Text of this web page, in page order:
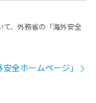
て、外務省の「海外安全
全ホームページ」